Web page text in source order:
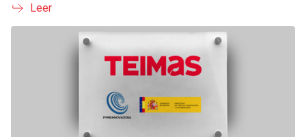
Leer